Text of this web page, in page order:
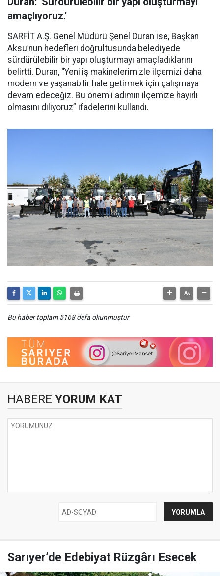
amaçlıyoruz.’
SARFİT A.Ş. Genel Müdürü Şenel Duran ise, Başkan
Aksu’nun hedefleri doğrultusunda belediyede
sürdürülebilir bir yapı oluşturmayı amaçladıklarını
belirtti. Duran, “Yeni iş makinelerimizle ilçemizi daha
modern ve yaşanabilir hale getirmek için çalışmaya
devam edeceğiz. Bu önemli adımın ilçemize hayırlı
olmasını diliyoruz” ifadelerini kullandı.
Bu haber toplam 5168 defa okunmuştur
HABERE YORUM KAT
Sarıyer’de Edebiyat Rüzgârı Esecek